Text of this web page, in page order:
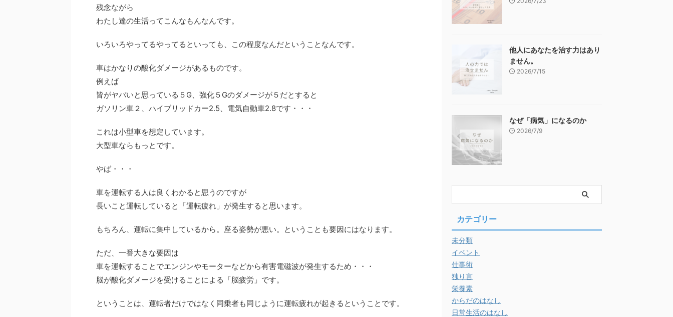
残念ながら
わたし達の生活ってこんなもんなんです。
いろいろやってるやってるといっても、この程度なんだということなんです。
車はかなりの酸化ダメージがあるものです。
例えば
皆がヤバいと思っている５G、強化５Gのダメージが５だとすると
ガソリン車２、ハイブリッドカー2.5、電気自動車2.8です・・・
これは小型車を想定しています。
大型車ならもっとです。
やば・・・
車を運転する人は良くわかると思うのですが
長いこと運転していると「運転疲れ」が発生すると思います。
もちろん、運転に集中しているから。座る姿勢が悪い。ということも要因にはなります。
ただ、一番大きな要因は
車を運転することでエンジンやモーターなどから有害電磁波が発生するため・・・
脳が酸化ダメージを受けることによる「脳疲労」です。
ということは、運転者だけではなく同乗者も同じように運転疲れが起きるということです。
他人にあなたを治す力はあり
ません。
2026/7/15
なぜ「病気」になるのか
2026/7/9
カテゴリー
未分類
イベント
仕事術
独り言
栄養素
からだのはなし
日常生活のはなし